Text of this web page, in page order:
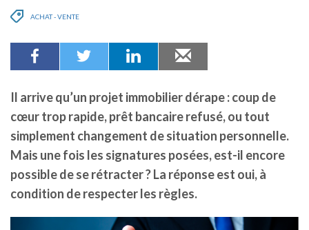
ACHAT - VENTE
Il arrive qu’un projet immobilier dérape : coup de
cœur trop rapide, prêt bancaire refusé, ou tout
simplement changement de situation personnelle.
Mais une fois les signatures posées, est-il encore
possible de se rétracter ? La réponse est oui, à
condition de respecter les règles.